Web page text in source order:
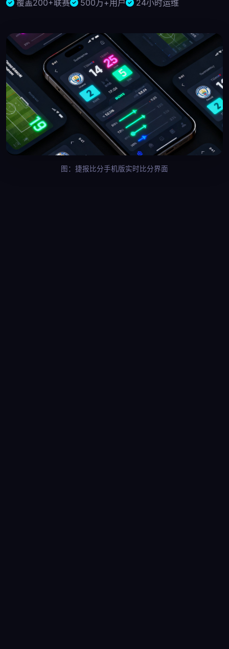
覆盖200+联赛 500万+用户 24小时运维
图：捷报比分手机版实时比分界面